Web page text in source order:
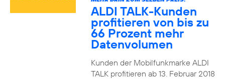
ALDI TALK-Kunden
profitieren von bis zu
66 Prozent mehr
Datenvolumen
Kunden der Mobilfunkmarke ALDI
TALK profitieren ab 13. Februar 2018